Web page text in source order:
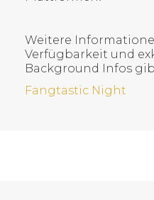
Weitere
Verfügbarkeit und
Background Infos
Fangtastic Night